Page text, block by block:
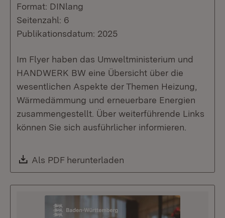
Format: DINlang
Seitenzahl: 6
Publikationsdatum: 2025
Im Flyer haben das Umweltministerium und
HANDWERK BW eine Übersicht über die
wesentlichen Aspekte der Themen Heizung,
Wärmedämmung und erneuerbare Energien
zusammengestellt. Über weiterführende Links
können Sie sich ausführlicher informieren.
Download:
Als PDF herunterladen